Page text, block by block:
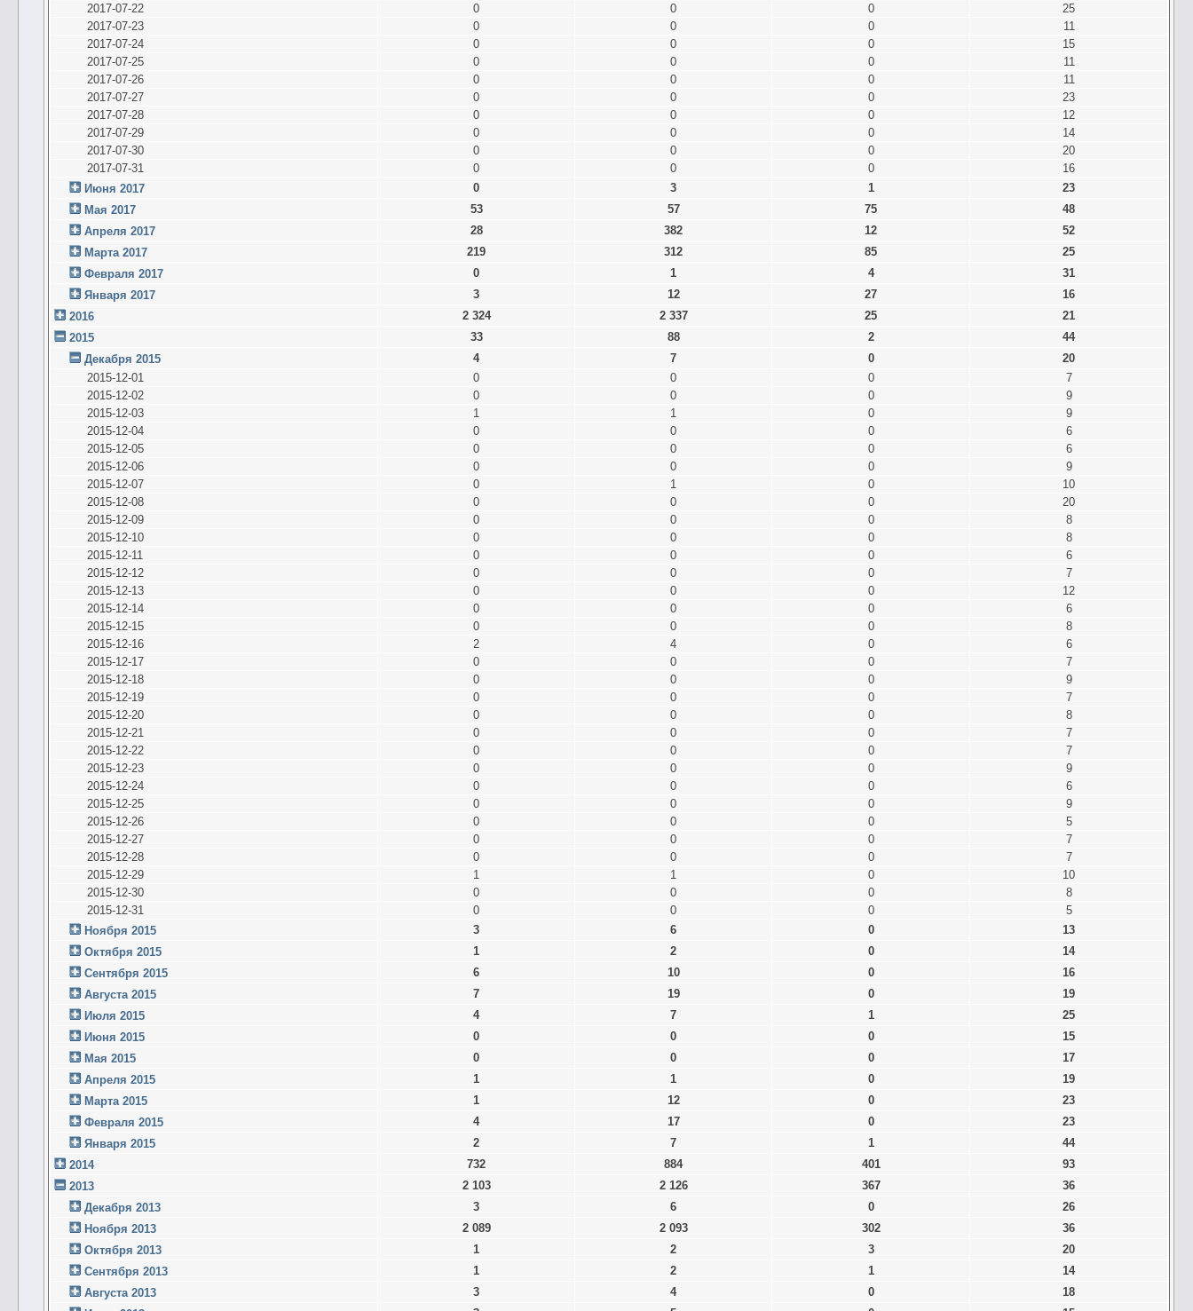
2017-07-22
0 0 0
25
2017-07-23
0 0 0
11
2017-07-24
0 0 0
15
2017-07-25
0 0 0
11
2017-07-26
0 0 0
11
2017-07-27
0 0 0
23
2017-07-28
0 0 0
12
2017-07-29
0 0 0
14
2017-07-30
0 0 0
20
2017-07-31
0 0 0
16
Июня 2017
0 3 1
23
Мая 2017
53 57 75
48
Апреля 2017
28 382 12
52
Марта 2017
219 312 85
25
Февраля 2017
0 1 4
31
Января 2017
3 12 27
16
2016
2 324 2 337 25
21
2015
33 88 2
44
Декабря 2015
4 7 0
20
2015-12-01
0 0 0
7
2015-12-02
0 0 0
9
2015-12-03
1 1 0
9
2015-12-04
0 0 0
6
2015-12-05
0 0 0
6
2015-12-06
0 0 0
9
2015-12-07
0 1 0
10
2015-12-08
0 0 0
20
2015-12-09
0 0 0
8
2015-12-10
0 0 0
8
2015-12-11
0 0 0
6
2015-12-12
0 0 0
7
2015-12-13
0 0 0
12
2015-12-14
0 0 0
6
2015-12-15
0 0 0
8
2015-12-16
2 4 0
6
2015-12-17
0 0 0
7
2015-12-18
0 0 0
9
2015-12-19
0 0 0
7
2015-12-20
0 0 0
8
2015-12-21
0 0 0
7
2015-12-22
0 0 0
7
2015-12-23
0 0 0
9
2015-12-24
0 0 0
6
2015-12-25
0 0 0
9
2015-12-26
0 0 0
5
2015-12-27
0 0 0
7
2015-12-28
0 0 0
7
2015-12-29
1 1 0
10
2015-12-30
0 0 0
8
2015-12-31
0 0 0
5
Ноября 2015
3 6 0
13
Октября 2015
1 2 0
14
Сентября 2015
6 10 0
16
Августа 2015
7 19 0
19
Июля 2015
4 7 1
25
Июня 2015
0 0 0
15
Мая 2015
0 0 0
17
Апреля 2015
1 1 0
19
Марта 2015
1 12 0
23
Февраля 2015
4 17 0
23
Января 2015
2 7 1
44
2014
732 884 401
93
2013
2 103 2 126 367
36
Декабря 2013
3 6 0
26
Ноября 2013
2 089 2 093 302
36
Октября 2013
1 2 3
20
Сентября 2013
1 2 1
14
Августа 2013
3 4 0
18